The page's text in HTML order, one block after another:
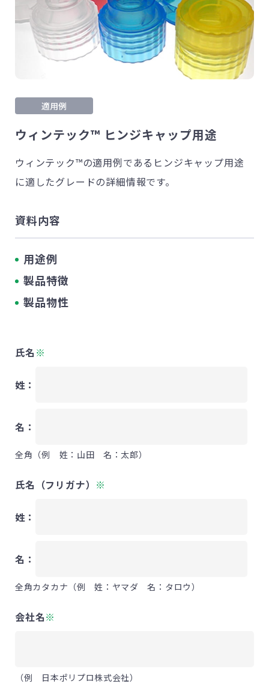
適用例
ウィンテック™ ヒンジキャップ用途
ウィンテック™の適用例であるヒンジキャップ用途
に適したグレードの詳細情報です。
資料内容
用途例
製品特徴
製品物性
氏名 ※
姓：
名：
全角（例 姓：山田 名：太郎）
氏名（フリガナ） ※
姓：
名：
全角カタカナ（例 姓：ヤマダ 名：タロウ）
会社名※
（例 日本ポリプロ株式会社）